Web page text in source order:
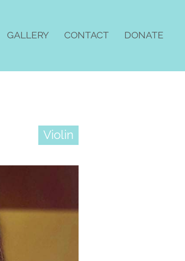
GALLERY CONTACT DONATE
Violin